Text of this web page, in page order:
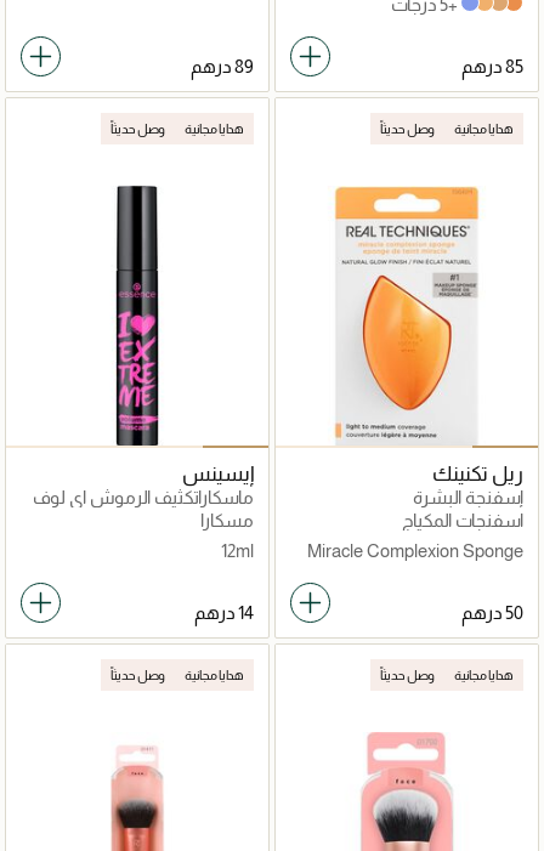
Caramel
cinnamon
Gingerbread
Blueberry
+5 درجات
هدايا مجانية وصل حديثاً
ريل تكنينك
إسفنجة البشرة
اسفنجات المكياج
Miracle Complexion Sponge
هدايا مجانية وصل حديثاً
إيسينس
ماسكاراتكثيف الرموش اي لوف
اكستريم
مسكارا
12ml
هدايا مجانية وصل حديثاً هدايا مجانية وصل حديثاً